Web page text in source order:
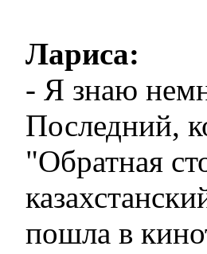
Лариса:
- Я знаю
Последний,
"Обратная
пошла в